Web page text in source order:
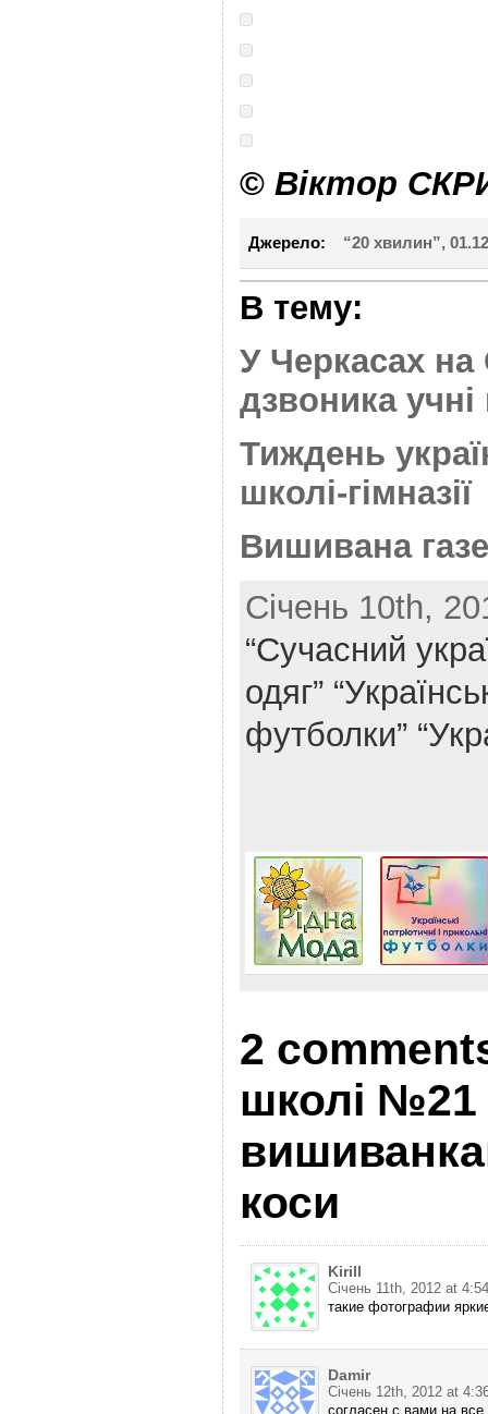
©Віктор
Джерело: “20 хвилин”,
В тему:
У Черкасах на
дзвоника
Тиждень
школі-гімназії
Вишивана
Січень 10th,
“Сучасний
одяг”
футболки”
2
школі №21
коси
Kirill
Січень 11th, 2012 at
такие фотографии
Damir
Січень 12th, 2012 at
согласен с вами на все